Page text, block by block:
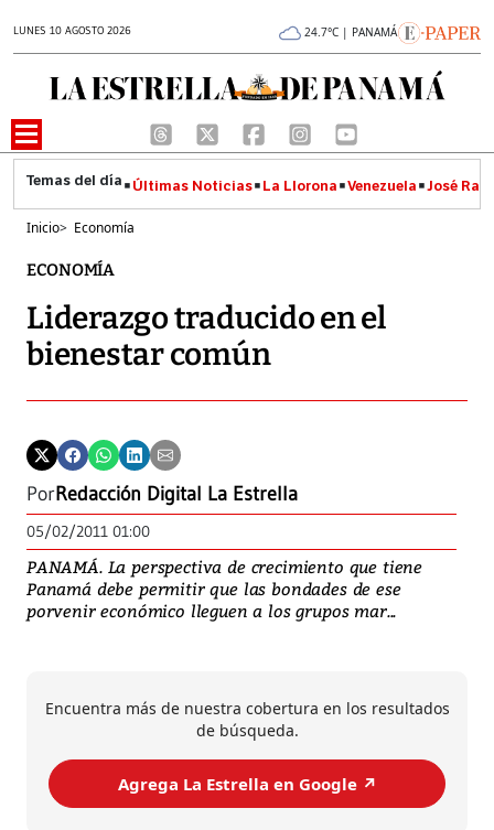
LUNES 10 AGOSTO 2026 24.7°C | PANAMÁ
Últimas Noticias La Llorona Venezuela José
Inicio> Economía
ECONOMÍA
Liderazgo traducido en el
bienestar común
PorRedacción Digital La Estrella
05/02/2011 01:00
PANAMÁ. La perspectiva de crecimiento que tiene
Panamá debe permitir que las bondades de ese
porvenir económico lleguen a los grupos mar...
Encuentra más de nuestra cobertura en los resultados
de búsqueda.
Agrega La Estrella en Google ↗️